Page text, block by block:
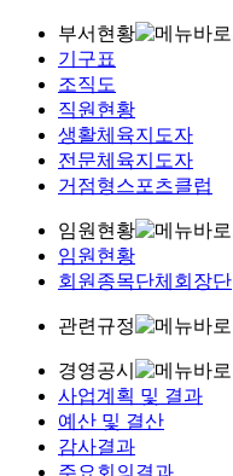
부서현황
기구표
조직도
직원현황
생활체육지도자
전문체육지도자
거점형스포츠클럽
임원현황
임원현황
회원종목단체회장단
관련규정
경영공시
사업계획 및 결과
예산 및 결산
감사결과
주요회의결과